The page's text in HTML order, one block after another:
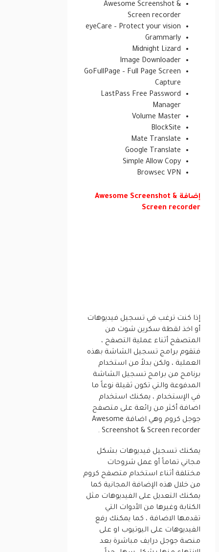
Awesome Screenshot &
Screen recorder
eyeCare – Protect your vision
Grammarly
Midnight Lizard
Image Downloader
GoFullPage – Full Page Screen
Capture
LastPass Free Password
Manager
Volume Master
BlockSite
Mate Translate
Google Translate
Simple Allow Copy
Browsec VPN
إضافة Awesome Screenshot &
Screen recorder
إذا كنت ترغب في تسجيل فيديوهات
أو اخذ لقطة سكرين شوت من
المتصفح أثناء عملية التصفح ،
فتقوم برامج تسجيل الشاشة بهذه
العملية ، ولكن بدلاً من استخدام
برنامج من برامج تسجيل الشاشة
المدفوعة والتي تكون ثقيلة نوعاً ما
في الإستخدام ، يمكنك استخدام
اضافة أكثر من رائعة على متصفح
جوجل كروم وهي اضافة Awesome
Screenshot & Screen recorder .
يمكنك تسجيل فيديوهات بشكل
مجاني تماماً أو عمل شروحات
مختلفة أثناء استخدام متصفح كروم
من خلال هذه الإضافة المجانية كما
يمكنك التعديل على الفيديوهات مثل
الكتابة وغيرها من الأدوات التي
تقدمها الاضافة ، كما يمكنك رفع
الفيديوهات على اليوتيوب او على
منصة جوجل درايف مباشرة بعد